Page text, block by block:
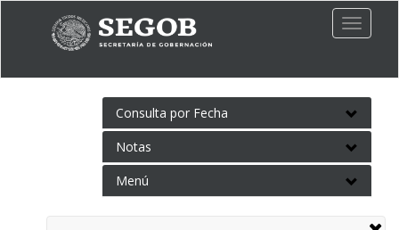
Toggle
Consulta por Fecha
Notas
Menú